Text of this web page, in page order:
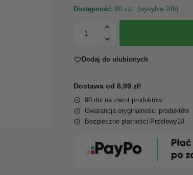
Dostępność: 80 szt. (wysyłka 24h)
Dodaj do ulubionych
Dostawa od 8,99 zł!
90 dni na zwrot produktów
Gwarancja oryginalności produktów
Bezpieczne płatności Przelewy24